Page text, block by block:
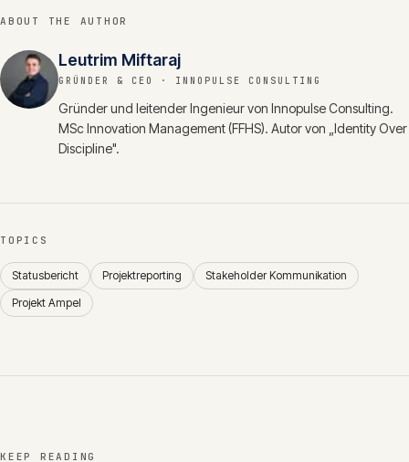
ABOUT THE AUTHOR
Leutrim Miftaraj
GRÜNDER & CEO · INNOPULSE CONSULTING
Gründer und leitender Ingenieur von Innopulse Consulting.
MSc Innovation Management (FFHS). Autor von „Identity Over
Discipline".
TOPICS
Statusbericht Projektreporting
Stakeholder Kommunikation
Projekt Ampel
KEEP READING